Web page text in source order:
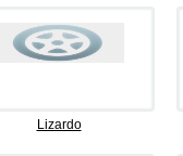
Lizardo